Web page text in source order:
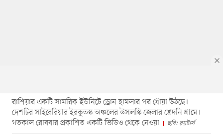
রাশিয়ার একটি সামরিক ইউনিটে ড্রোন হামলার পর ধোঁয়া উঠছে।
দেশটির সাইবেরিয়ার ইরকুতস্ক অঞ্চলের উসলস্কি জেলার শ্রেদনি গ্রামে।
গতকাল রোববার প্রকাশিত একটি ভিডিও থেকে নেওয়া
ছবি: রয়টার্স